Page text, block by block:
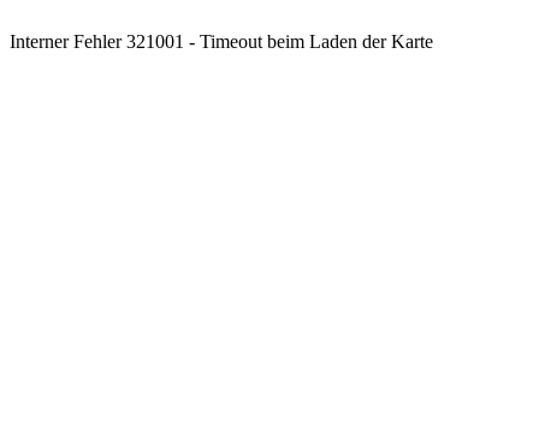
Interner Fehler 321001 - Timeout beim Laden der Karte